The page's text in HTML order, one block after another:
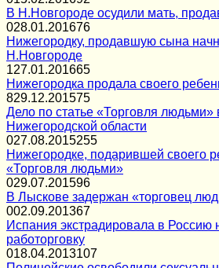
В Н.Новгороде осудили мать,
028.01.201676
Нижегородку, продавшую сына
Н.Новгороде
127.01.201665
Нижегородка продала своего
829.12.201575
Дело по статье «Торговля людьми»
Нижегородской области
027.08.2015255
Нижегородке, подарившей своего
«Торговля людьми»
029.07.201596
В Лыскове задержан «торговец
002.09.201367
Испания экстрадировала в Россию
работорговку
018.04.2013107